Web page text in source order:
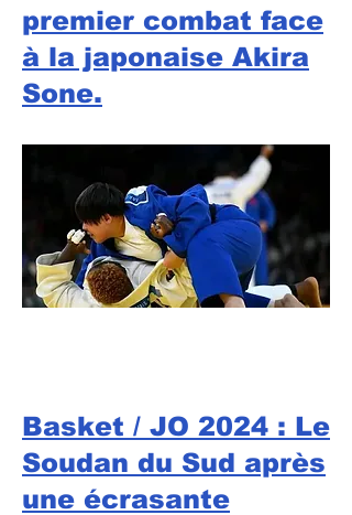
premier combat face
à la japonaise Akira
Sone.
Basket / JO 2024 : Le
Soudan du Sud après
une écrasante